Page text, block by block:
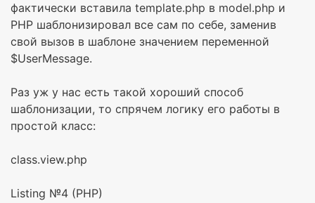
фактически вставила template.php в model.php и
PHP шаблонизировал все сам по себе, заменив
свой вызов в шаблоне значением переменной
$UserMessage.
Раз уж у нас есть такой хороший способ
шаблонизации, то спрячем логику его работы в
простой класс:
class.view.php
Listing №4 (PHP)